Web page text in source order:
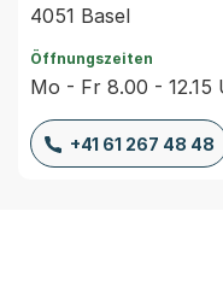
4051 Basel
Öffnungszeiten
Mo - Fr 8.00 - 12.15
+41 61 267 48 48